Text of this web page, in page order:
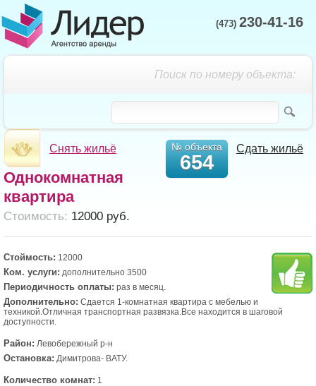
(473) 230-41-16
Поиск по номеру объекта:
Снять жильё Сдать жильё
№ объекта
654
Однокомнатная
квартира
Cтоимость: 12000 руб.
Стоймость: 12000
Ком. услуги: дополнительно 3500
Периодичность оплаты: раз в месяц.
Дополнительно: Сдается 1-комнатная квартира с мебелью и
техникой.Отличная транспортная развязка.Все находится в шаговой
доступности.
Район: Левобережный р-н
Остановка: Димитрова- ВАТУ.
Количество комнат: 1